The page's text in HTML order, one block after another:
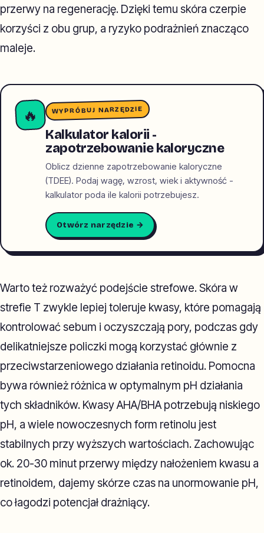
przerwy na regenerację. Dzięki temu skóra czerpie
korzyści z obu grup, a ryzyko podrażnień znacząco
maleje.
🔥 WYPRÓBUJ NARZĘDZIE
Kalkulator kalorii -
zapotrzebowanie kaloryczne
Oblicz dzienne zapotrzebowanie kaloryczne
(TDEE). Podaj wagę, wzrost, wiek i aktywność -
kalkulator poda ile kalorii potrzebujesz.
Otwórz narzędzie →
Warto też rozważyć podejście strefowe. Skóra w
strefie T zwykle lepiej toleruje kwasy, które pomagają
kontrolować sebum i oczyszczają pory, podczas gdy
delikatniejsze policzki mogą korzystać głównie z
przeciwstarzeniowego działania retinoidu. Pomocna
bywa również różnica w optymalnym pH działania
tych składników. Kwasy AHA/BHA potrzebują niskiego
pH, a wiele nowoczesnych form retinolu jest
stabilnych przy wyższych wartościach. Zachowując
ok. 20-30 minut przerwy między nałożeniem kwasu a
retinoidem, dajemy skórze czas na unormowanie pH,
co łagodzi potencjał drażniący.